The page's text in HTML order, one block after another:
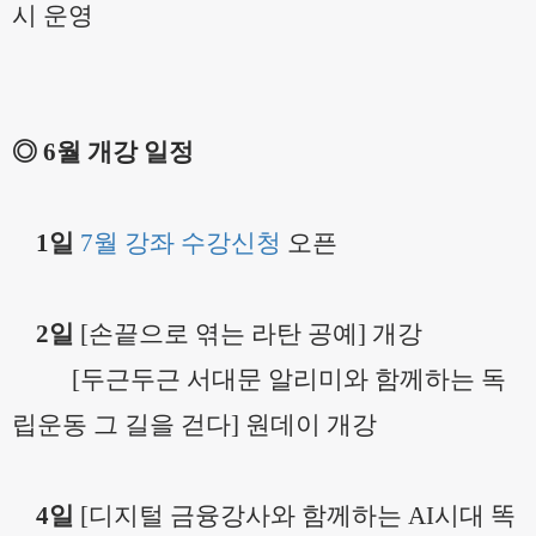
시 운영
◎ 6월 개강 일정
1 일 7월 강좌 수강신청 오픈
2일 [손끝으로 엮는 라탄 공예] 개강
[두근두근 서대문 알리미와 함께하는 독
립운동 그 길을 걷다] 원데이 개강
4일 [디지털 금융강사와 함께하는 AI시대 똑